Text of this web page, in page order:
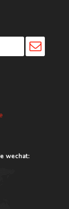
wechat: